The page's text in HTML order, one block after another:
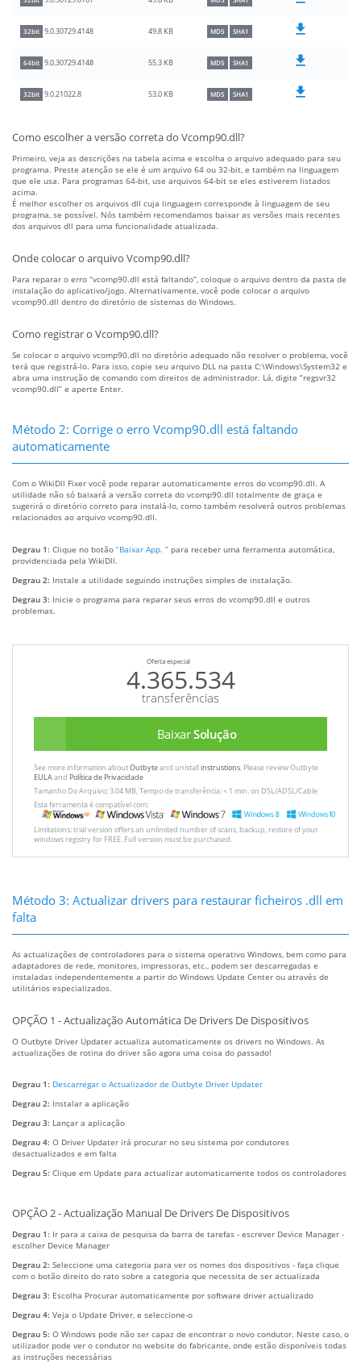
32bit 9.0.30729.4148 49.8 KB MD5 SHA1
64bit 9.0.30729.4148 55.3 KB MD5 SHA1
32bit 9.0.21022.8 53.0 KB MD5 SHA1
Como escolher a versão correta do Vcomp90.dll?
Primeiro, veja as descrições na tabela acima e escolha o arquivo adequado para seu
programa. Preste atenção se ele é um arquivo 64 ou 32-bit, e também na linguagem
que ele usa. Para programas 64-bit, use arquivos 64-bit se eles estiverem listados
acima.
É melhor escolher os arquivos dll cuja linguagem corresponde à linguagem de seu
programa, se possível. Nós também recomendamos baixar as versões mais recentes
dos arquivos dll para uma funcionalidade atualizada.
Onde colocar o arquivo Vcomp90.dll?
Para reparar o erro “vcomp90.dll está faltando”, coloque o arquivo dentro da pasta de
instalação do aplicativo/jogo. Alternativamente, você pode colocar o arquivo
vcomp90.dll dentro do diretório de sistemas do Windows.
Como registrar o Vcomp90.dll?
Se colocar o arquivo vcomp90.dll no diretório adequado não resolver o problema, você
terá que registrá-lo. Para isso, copie seu arquivo DLL na pasta C:\Windows\System32 e
abra uma instrução de comando com direitos de administrador. Lá, digite “regsvr32
vcomp90.dll” e aperte Enter.
Método 2: Corrige o erro Vcomp90.dll está faltando
automaticamente
Com o WikiDll Fixer você pode reparar automaticamente erros do vcomp90.dll. A
utilidade não só baixará a versão correta do vcomp90.dll totalmente de graça e
sugerirá o diretório correto para instalá-lo, como também resolverá outros problemas
relacionados ao arquivo vcomp90.dll.
Degrau 1: Clique no botão “Baixar App. ” para receber uma ferramenta automática,
providenciada pela WikiDll.
Degrau 2: Instale a utilidade seguindo instruções simples de instalação.
Degrau 3: Inicie o programa para reparar seus erros do vcomp90.dll e outros
problemas.
Oferta especial
4.365.534
transferências
BaixarSolução
See more information aboutOutbyteand unistallinstrustions. Please review Outbyte
EULAand Política de Privacidade
Tamanho Do Arquivo: 3.04 MB, Tempo de transferência: < 1 min. on DSL/ADSL/Cable
Esta ferramenta é compatível com:
Limitations: trial version offers an unlimited number of scans, backup, restore of your
windows registry for FREE. Full version must be purchased.
Método 3: Actualizar drivers para restaurar ficheiros .dll em
falta
As actualizações de controladores para o sistema operativo Windows, bem como para
adaptadores de rede, monitores, impressoras, etc., podem ser descarregadas e
instaladas independentemente a partir do Windows Update Center ou através de
utilitários especializados.
OPÇÃO 1 - Actualização Automática De Drivers De Dispositivos
O Outbyte Driver Updater actualiza automaticamente os drivers no Windows. As
actualizações de rotina do driver são agora uma coisa do passado!
Degrau 1: Descarregar o Actualizador de Outbyte Driver Updater
Degrau 2: Instalar a aplicação
Degrau 3: Lançar a aplicação
Degrau 4: O Driver Updater irá procurar no seu sistema por condutores
desactualizados e em falta
Degrau 5: Clique em Update para actualizar automaticamente todos os controladores
OPÇÃO 2 - Actualização Manual De Drivers De Dispositivos
Degrau 1: Ir para a caixa de pesquisa da barra de tarefas - escrever Device Manager -
escolher Device Manager
Degrau 2: Seleccione uma categoria para ver os nomes dos dispositivos - faça clique
com o botão direito do rato sobre a categoria que necessita de ser actualizada
Degrau 3: Escolha Procurar automaticamente por software driver actualizado
Degrau 4: Veja o Update Driver, e seleccione-o
Degrau 5: O Windows pode não ser capaz de encontrar o novo condutor. Neste caso, o
utilizador pode ver o condutor no website do fabricante, onde estão disponíveis todas
as instruções necessárias